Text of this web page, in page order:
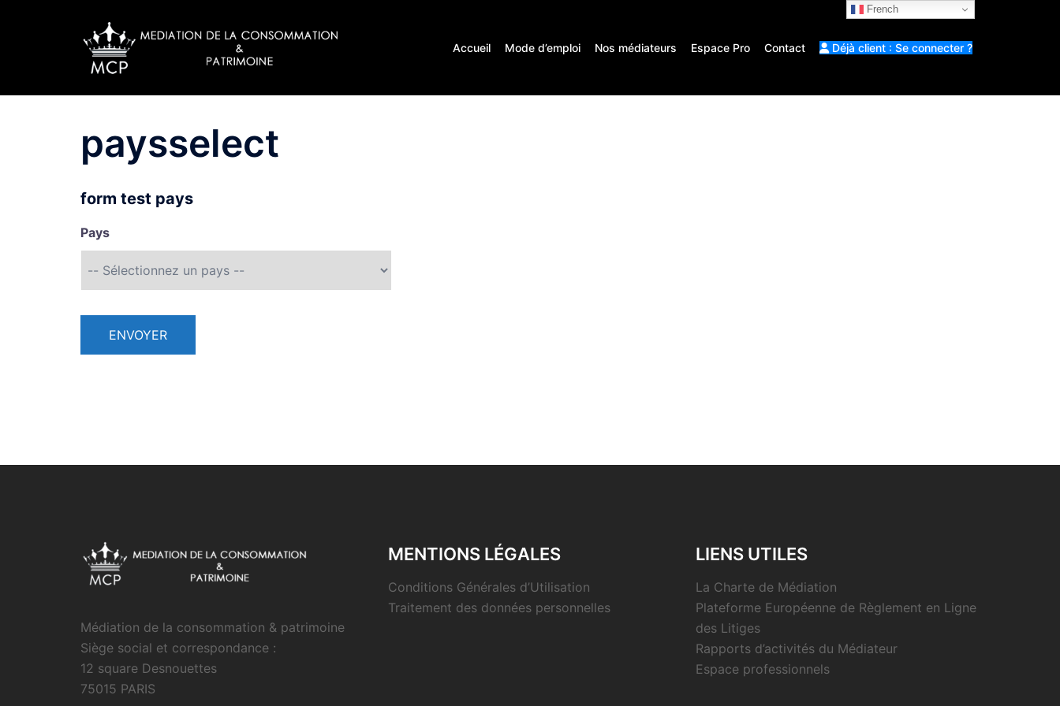
Accueil Mode d’emploi Nos médiateurs Espace Pro Contact Déjà client : Se connecter ?
paysselect
form test pays
Pays
Médiation de la consommation & patrimoine
Siège social et correspondance :
12 square Desnouettes
75015 PARIS
MENTIONS LÉGALES
Conditions Générales d’Utilisation
Traitement des données personnelles
LIENS UTILES
La Charte de Médiation
Plateforme Européenne de Règlement en Ligne
des Litiges
Rapports d’activités du Médiateur
Espace professionnels
French